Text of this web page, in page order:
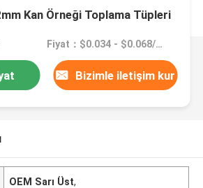
Kan Örneği Toplama Tüpleri
Fiyat：$0.034 - $0.068/pieces
Bizimle iletişim kur
OEM Sarı Üst,